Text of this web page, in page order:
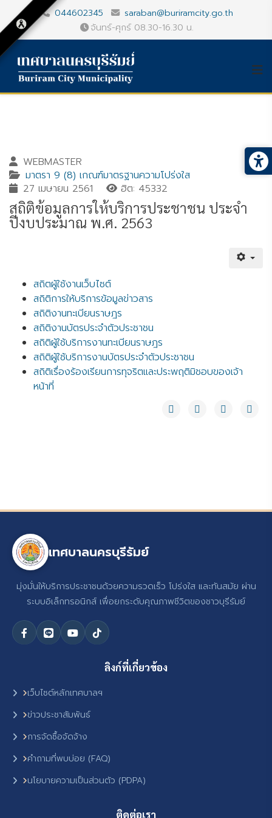
044602345
saraban@buriramcity.go.th
จันทร์-ศุกร์ 08.30-16.30 น.
WEBMASTER
มาตรา 9 (8) เกณฑ์มาตรฐานความโปร่งใส
27 เมษายน 2561
ฮิต: 45332
สถิติข้อมูลการให้บริการประชาชน ประจำ
ปีงบประมาณ พ.ศ. 2563
สถิตผู้ใช้งานเว็บไซต์
สถิติการให้บริการข้อมูลข่าวสาร
สถิติงานทะเบียนราษฎร
สถิติงานบัตรประจำตัวประชาชน
สถิติผู้ใช้บริการงานทะเบียนราษฎร
สถิติผู้ใช้บริการงานบัตรประจำตัวประชาชน
สถิติเรื่องร้องเรียนการทุจริตและประพฤติมิชอบของเจ้า
หน้าที่
เทศบาลนครบุรีรัมย์
มุ่งมั่นให้บริการประชาชนด้วยความรวดเร็ว โปร่งใส และทันสมัย ผ่าน
ระบบอิเล็กทรอนิกส์ เพื่อยกระดับคุณภาพชีวิตของชาวบุรีรัมย์
ลิงก์ที่เกี่ยวข้อง
เว็บไซต์หลักเทศบาลฯ
ข่าวประชาสัมพันธ์
การจัดซื้อจัดจ้าง
คำถามที่พบบ่อย (FAQ)
นโยบายความเป็นส่วนตัว (PDPA)
ติดต่อเรา